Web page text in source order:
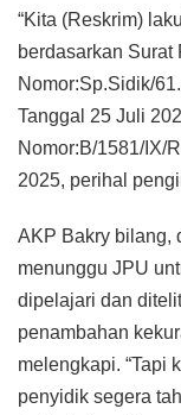
“Kita (Reskrim)
berdasarkan
Nomor:Sp.Sidik/
Tanggal 25 Juli
Nomor:B/1581/IX/
2025, perihal
AKP Bakry bilang,
menunggu JPU
dipelajari dan
penambahan
melengkapi. “Tapi
penyidik segera